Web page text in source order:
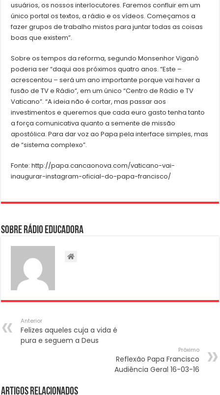
usuários, os nossos interlocutores. Faremos confluir em um
único portal os textos, a rádio e os vídeos. Começamos a
fazer grupos de trabalho mistos para juntar todas as coisas
boas que existem”.
Sobre os tempos da reforma, segundo Monsenhor Viganò
poderia ser “daqui aos próximos quatro anos. “Este –
acrescentou – será um ano importante porque vai haver a
fusão de TV e Rádio”, em um único “Centro de Rádio e TV
Vaticano”. “A ideia não é cortar, mas passar aos
investimentos e queremos que cada euro gasto tenha tanto
a força comunicativa quanto a semente de missão
apostólica. Para dar voz ao Papa pela interface simples, mas
de “sistema complexo”.
Fonte: http://papa.cancaonova.com/vaticano-vai-
inaugurar-instagram-oficial-do-papa-francisco/
Sobre Rádio Educadora
Anterior
Felizes aqueles cuja a vida é
pura e seguem a Deus
Próximo
Reflexão Papa Francisco
Audiência Geral 16-03-16
Artigos Relacionados